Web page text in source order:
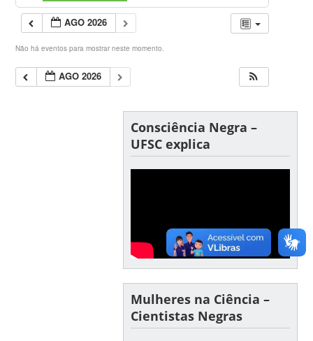
AGO 2026
Não há eventos para mostrar neste momento.
AGO 2026
Consciência Negra –
UFSC explica
Mulheres na Ciência –
Cientistas Negras